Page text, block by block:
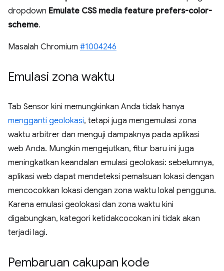
dropdown Emulate CSS media feature prefers-color-
scheme.
Masalah Chromium #1004246
Emulasi zona waktu
Tab Sensor kini memungkinkan Anda tidak hanya
mengganti geolokasi, tetapi juga mengemulasi zona
waktu arbitrer dan menguji dampaknya pada aplikasi
web Anda. Mungkin mengejutkan, fitur baru ini juga
meningkatkan keandalan emulasi geolokasi: sebelumnya,
aplikasi web dapat mendeteksi pemalsuan lokasi dengan
mencocokkan lokasi dengan zona waktu lokal pengguna.
Karena emulasi geolokasi dan zona waktu kini
digabungkan, kategori ketidakcocokan ini tidak akan
terjadi lagi.
Pembaruan cakupan kode